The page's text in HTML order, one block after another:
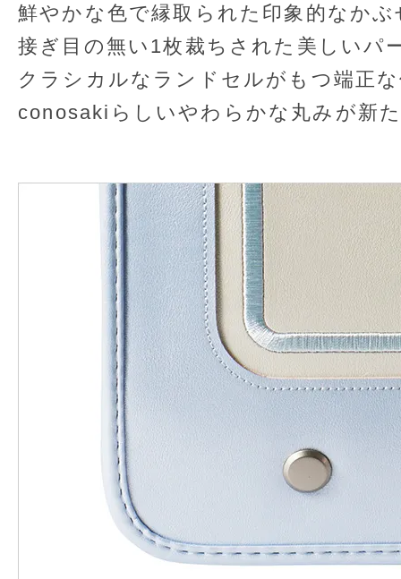
鮮やかな色で縁取られた印象的なか
接ぎ目の無い1枚裁ちされた美しいパ
クラシカルなランドセルがもつ端正
conosakiらしいやわらかな丸みが新